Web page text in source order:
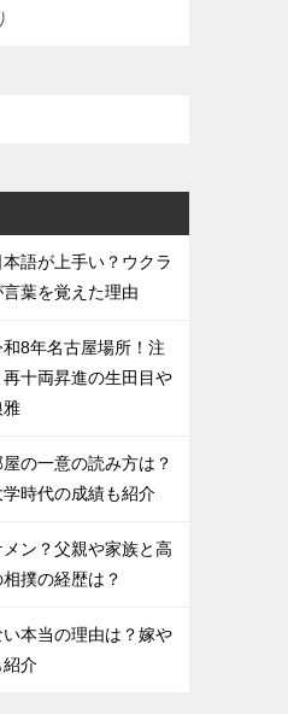
語が上手い？ウクラ
葉を覚えた理由
8年名古屋場所！注
十両昇進の生田目や
雅
の一意の読み方は？
時代の成績も紹介
ン？父親や家族と高
撲の経歴は？
本当の理由は？嫁や
紹介